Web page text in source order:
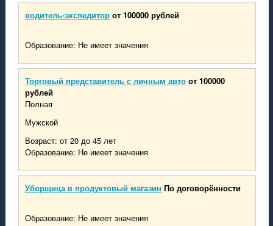
водитель-экспедитор от 100000 рублей
Образование: Не имеет значения
Торговый представитель с личным авто от 100000
рублей
Полная
Мужской
Возраст: от 20 до 45 лет
Образование: Не имеет значения
Уборщица в продуктовый магазин По договорённости
Образование: Не имеет значения